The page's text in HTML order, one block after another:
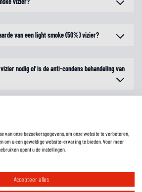
van een light smoke (50%) vizier?
nodig of is de anti-condens behandeling van
van onze bezoekersgegevens, om onze website te verbeteren,
om u een geweldige website-ervaring te bieden. Voor meer
opent u de instellingen.
Accepteer alles